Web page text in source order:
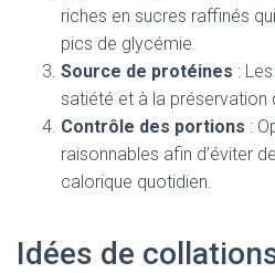
riches en sucres raffinés
pics de glycémie.
Source de protéines :
satiété et à la préservation
Contrôle des portions :
raisonnables afin d’éviter
calorique quotidien.
Idées de